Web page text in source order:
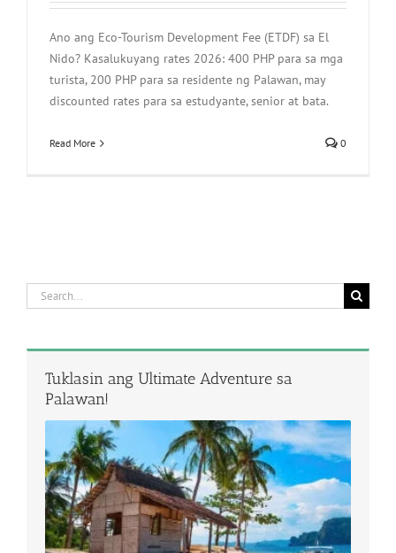
Ano ang Eco-Tourism Development Fee (ETDF) sa El
Nido? Kasalukuyang rates 2026: 400 PHP para sa mga
turista, 200 PHP para sa residente ng Palawan, may
discounted rates para sa estudyante, senior at bata.
Read More 0
Search
for:
Tuklasin ang Ultimate Adventure sa
Palawan!